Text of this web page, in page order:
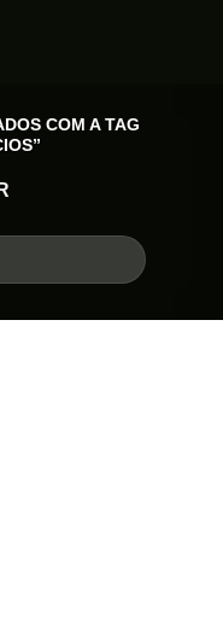
COM A TAG